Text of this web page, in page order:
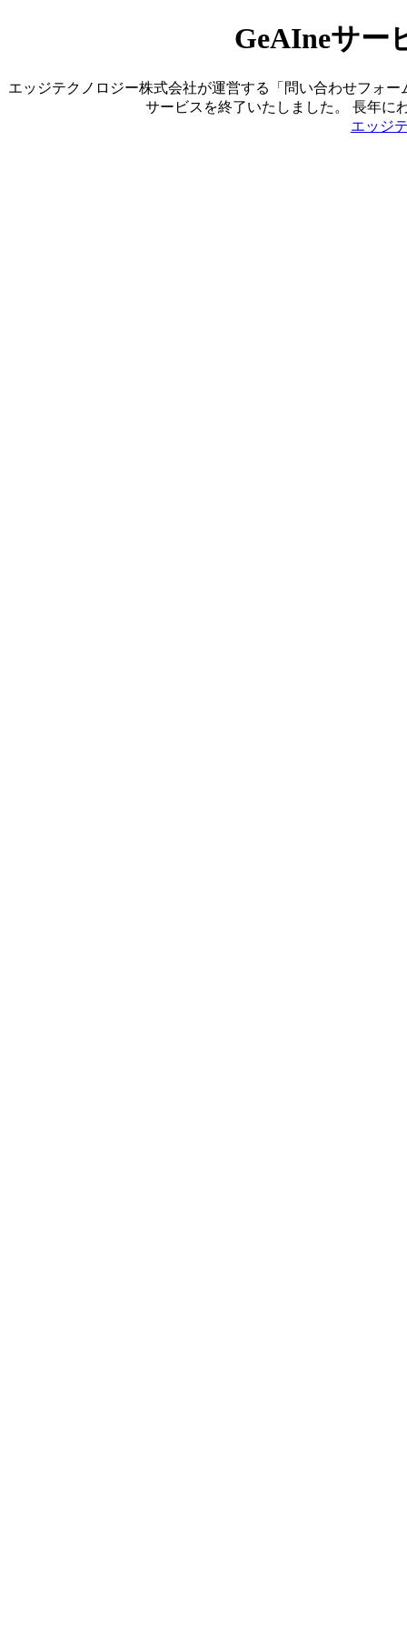
GeAIneサー
エッジテクノロジー株式会社が運営する「問い合わせフォ
サービスを終了いたしました。 長年に
エッジ